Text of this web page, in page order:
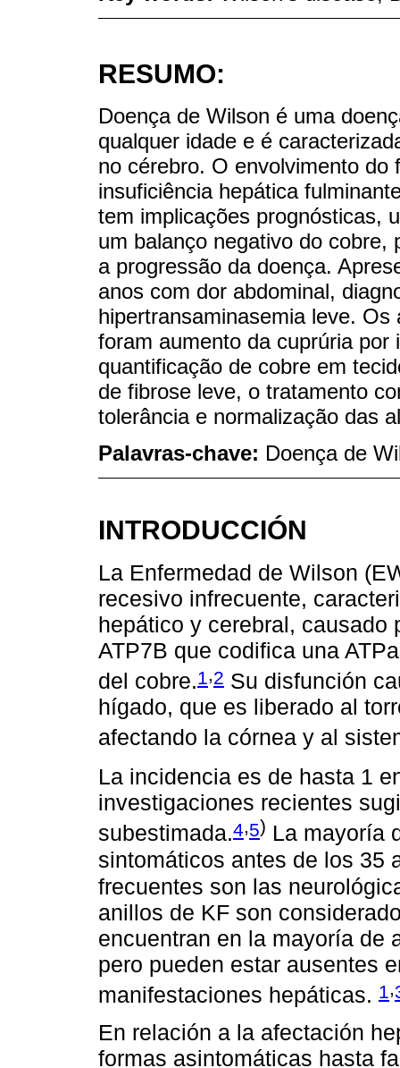
RESUMO:
Doença de Wilson é uma
qualquer idade e é
no cérebro. O envolvimento
insuficiência hepática
tem implicações prognósticas,
um balanço negativo do cobre,
a progressão da doença.
anos com dor abdominal,
hipertransaminasemia leve.
foram aumento da cuprúria por
quantificação de cobre em
de fibrose leve, o tratamento
tolerância e normalização das
Palavras-chave: Doença de
INTRODUCCIÓN
La Enfermedad de Wilson
recesivo infrecuente,
hepático y cerebral, causado
ATP7B que codifica una
del cobre.1,2 Su disfunción
hígado, que es liberado al
afectando la córnea y al
La incidencia es de hasta 1
investigaciones recientes
subestimada.4,5) La mayoría
sintomáticos antes de los 35
frecuentes son las
anillos de KF son
encuentran en la mayoría de
pero pueden estar ausentes
manifestaciones hepáticas. 1,
En relación a la afectación
formas asintomáticas hasta